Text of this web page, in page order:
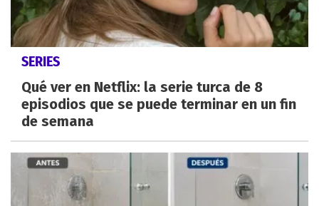
SERIES
Qué ver en Netflix: la serie turca de 8
episodios que se puede terminar en un fin
de semana